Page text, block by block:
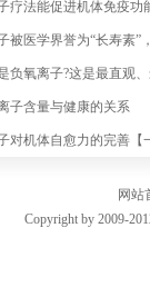
疗法能促进机体免疫功
被医学界誉为“长寿素”
负氧离子?这是最直观
子含量与健康的关系
对机体自愈力的完善【
网站
Copyright by 2009-